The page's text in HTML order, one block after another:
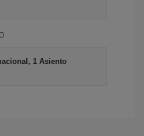
1 Asiento